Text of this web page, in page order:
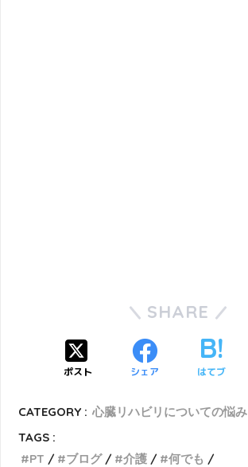
SHARE
ポスト シェア はてブ
CATEGORY : 心臓リハビリについての悩み
TAGS :
PT
ブログ 介護
何でも